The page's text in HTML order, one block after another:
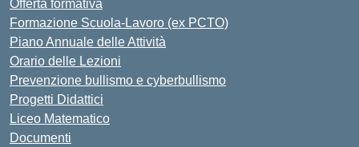
Offerta formativa
Formazione Scuola-Lavoro (ex PCTO)
Piano Annuale delle Attività
Orario delle Lezioni
Prevenzione bullismo e cyberbullismo
Progetti Didattici
Liceo Matematico
Documenti